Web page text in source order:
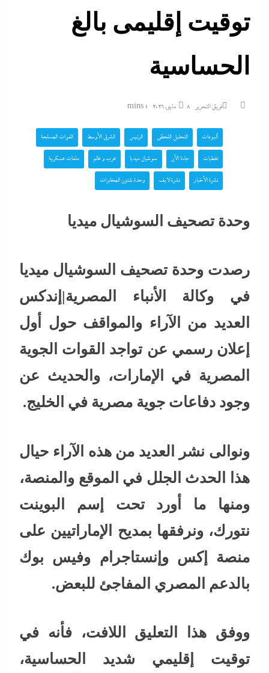
توقيت إقليمى بالغ
الحساسية
فريق التحرير 8 مايو، 2026 1 mins
ألبومات التحليل اللحظي الرئيس الشرق الأوسط القوات المسلحة
تغطيات جاءنا الآن سوشيال ميديا عرب و عالم ملفات عسكرية
نشرة الأخبار نشرة لايف وحدة شئون المخابرات
وحدة تصحيف السوشيال ميديا
رصدت وحدة تصحيف السوشيال ميديا
في وكالة الأنباء المصرية|إندكس
العديد من الآراء والمواقف حول أول
إعلان رسمي عن تواجد القوات الجوية
المصرية في الإمارات، والحديث عن
وجود دفاعات جوية مصرية في الخليج.
ونوالى نشر العديد من هذه الآراء حيال
هذا الحدث الجلل في الموقع والمنصة،
ومنها ما أورد تحت إسم البوينت
نتورك، ونرفقها بمديح الإماراتيين على
منصة إكس وإنستاجرام وفيس بوك
بالدعم المصري المفاجئ للبعض.
ووفق هذا التعليق اللافت، فأنه في
توقيت إقليمي شديد الحساسية،